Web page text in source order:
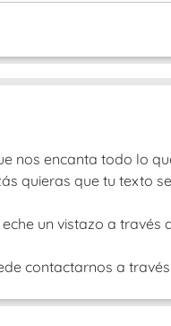
nos encanta todo lo
quieras que tu
un vistazo a
contactarnos a